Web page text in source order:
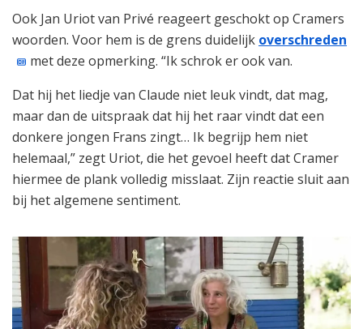
Ook Jan Uriot van Privé reageert geschokt op Cramers
woorden. Voor hem is de grens duidelijk overschreden
met deze opmerking. “Ik schrok er ook van.
Dat hij het liedje van Claude niet leuk vindt, dat mag,
maar dan de uitspraak dat hij het raar vindt dat een
donkere jongen Frans zingt… Ik begrijp hem niet
helemaal,” zegt Uriot, die het gevoel heeft dat Cramer
hiermee de plank volledig misslaat. Zijn reactie sluit aan
bij het algemene sentiment.